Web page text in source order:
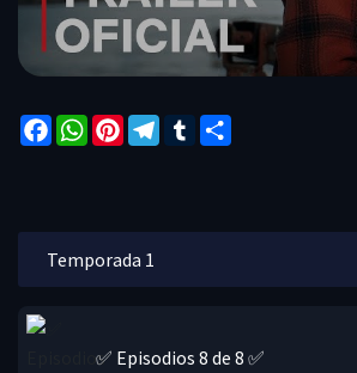
FacebookWhatsAppPinterest
Telegram
Tumblr
✅ Episodios 8 de 8 ✅